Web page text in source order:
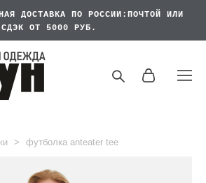
ДОСТАВКА ПО РОССИИ:ПОЧТОЙ ИЛИ
СДЭК ОТ 5000 РУБ.
> футболка anteater tee